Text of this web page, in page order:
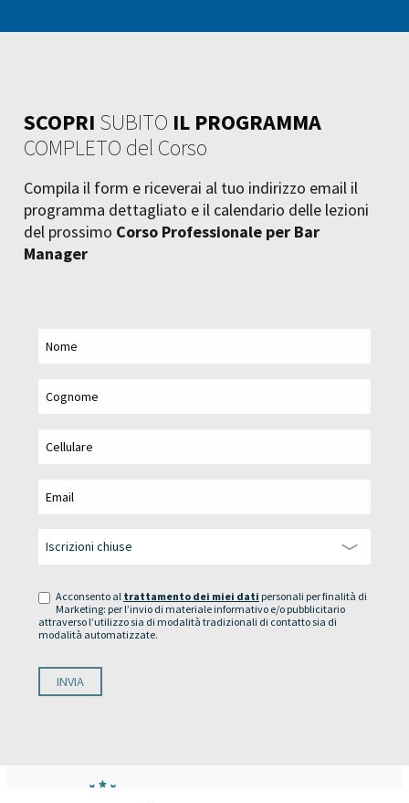
SCOPRI SUBITO IL PROGRAMMA
COMPLETO del Corso
Compila il form e riceverai al tuo indirizzo email il
programma dettagliato e il calendario delle lezioni
del prossimo Corso Professionale per Bar
Manager
Acconsento al trattamento dei miei dati personali per finalità di
Marketing: per l’invio di materiale informativo e/o pubblicitario
attraverso l’utilizzo sia di modalità tradizionali di contatto sia di
modalità automatizzate.